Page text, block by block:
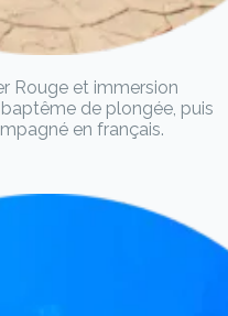
Rouge et immersion
de plongée, puis
en français.